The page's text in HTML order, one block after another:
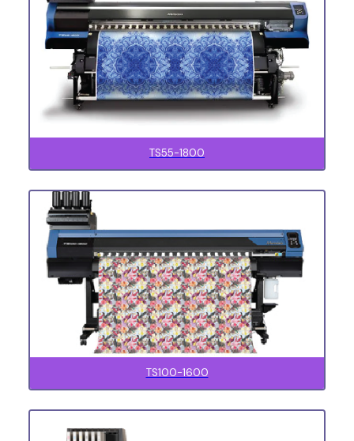
TS55-1800
TS100-1600